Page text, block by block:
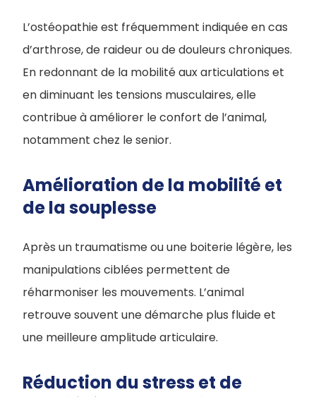
L’ostéopathie est fréquemment indiquée en cas
d’arthrose, de raideur ou de douleurs chroniques.
En redonnant de la mobilité aux articulations et
en diminuant les tensions musculaires, elle
contribue à améliorer le confort de l’animal,
notamment chez le senior.
Amélioration de la mobilité et
de la souplesse
Après un traumatisme ou une boiterie légère, les
manipulations ciblées permettent de
réharmoniser les mouvements. L’animal
retrouve souvent une démarche plus fluide et
une meilleure amplitude articulaire.
Réduction du stress et de